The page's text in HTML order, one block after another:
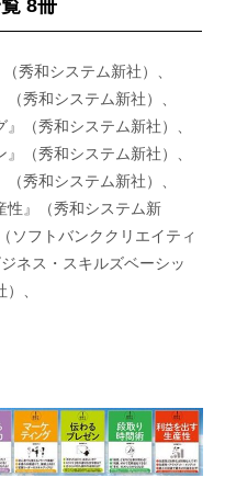
8冊
秀和システム新社）、
秀和システム新社）、
（秀和システム新社）、
（秀和システム新社）、
秀和システム新社）、
性』（秀和システム新
ソフトバンククリエイティ
ネス・スキルズベーシッ
、